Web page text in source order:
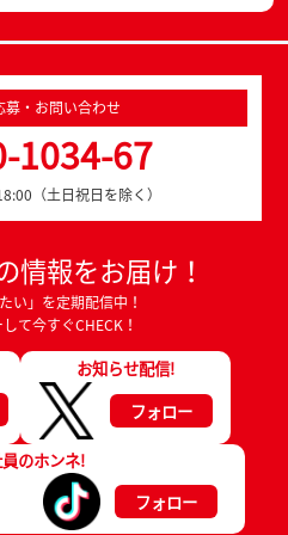
募・お問い合わせ
1034-67
（土日祝日を除く）
情報をお届け！
い」を定期配信中！
て今すぐCHECK！
お知らせ配信!
フォロー
のホンネ!
フォロー